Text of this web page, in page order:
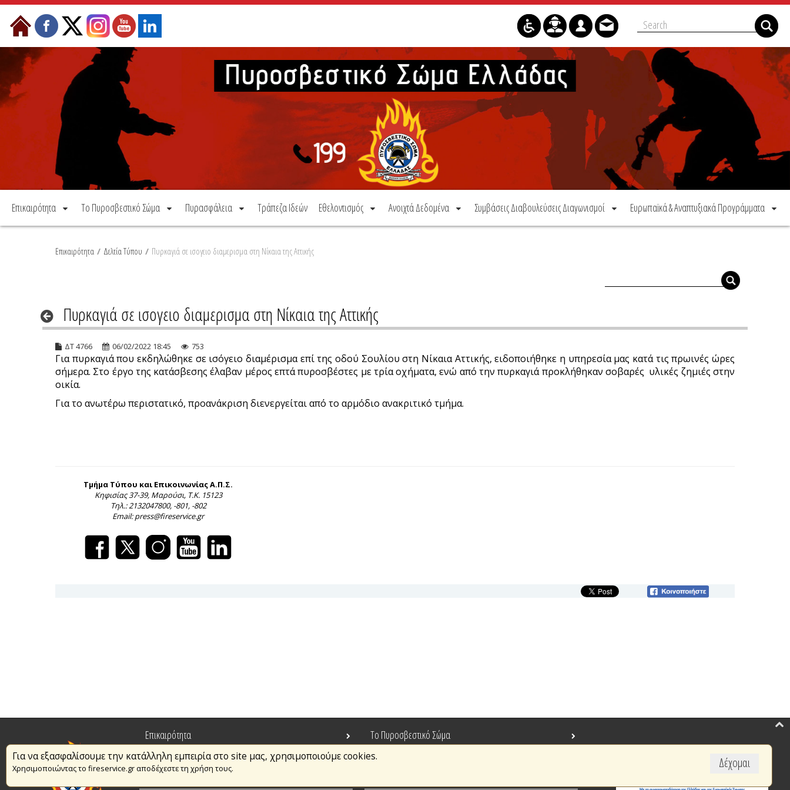
Μετάβαση στο περιεχόμενο
Επικαιρότητα Το Πυροσβεστικό Σώμα Πυρασφάλεια Τράπεζα Ιδεών Εθελοντισμός Ανοιχτά Δεδομένα Συμβάσεις Διαβουλεύσεις Διαγωνισμοί Ευρωπαϊκά & Αναπτυξιακά Προγράμματα
Επικαιρότητα / Δελτία Τύπου / Πυρκαγιά σε ισογειο διαμερισμα στη Νίκαια της Αττικής
Πυρκαγιά σε ισογειο διαμερισμα στη Νίκαια της Αττικής
ΔΤ 4766 06/02/2022 18:45 753
Για πυρκαγιά που εκδηλώθηκε σε ισόγειο διαμέρισμα επί της οδού Σουλίου στη Νίκαια Αττικής, ειδοποιήθηκε η υπηρεσία μας κατά τις πρωινές ώρες
σήμερα. Στο έργο της κατάσβεσης έλαβαν μέρος επτά πυροσβέστες με τρία οχήματα, ενώ από την πυρκαγιά προκλήθηκαν σοβαρές υλικές ζημιές στην
οικία.
Για το ανωτέρω περιστατικό, προανάκριση διενεργείται από το αρμόδιο ανακριτικό τμήμα.
Τμήμα Τύπου και Επικοινωνίας Α.Π.Σ.
Κηφισίας 37-39, Μαρούσι, Τ.Κ. 15123
Τηλ.: 2132047800, -801, -802
Email: press@fireservice.gr
Δέχομαι
Για να εξασφαλίσουμε την κατάλληλη εμπειρία στο site μας, χρησιμοποιούμε cookies.
Χρησιμοποιώντας το fireservice.gr αποδέχεστε τη χρήση τους.
Επικαιρότητα
Το Πυροσβεστικό Σώμα
Πυρασφάλεια
Τράπεζα Ιδεών